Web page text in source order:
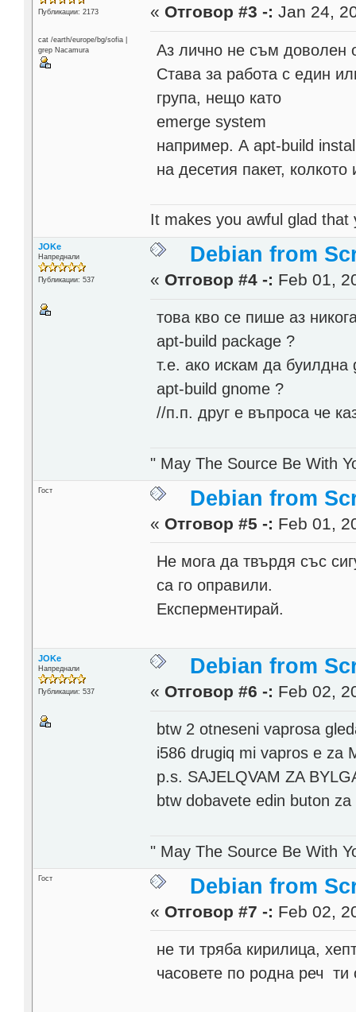
Публикации: 2173
cat /earth/europe/bg/sofia |
grep Nacamura
« Отговор #3 -: Jan 24,
Аз лично не съм доволен
Става за работа с един
група, нещо като
emerge system
например. А apt-build
на десетия пакет,
It makes you awful glad
JOKe
Напреднали
Публикации: 537
Debian from
« Отговор #4 -: Feb 01,
това кво се пише аз
apt-build package ?
т.е. ако искам да буилдна
apt-build gnome ?
//п.п. друг е въпроса че
" May The Source Be With
Гост Debian from
« Отговор #5 -: Feb 01,
Не мога да твърдя със
са го оправили.
Експерментирай.
JOKe
Напреднали
Публикации: 537
Debian from
« Отговор #6 -: Feb 02,
btw 2 otneseni vaprosa
i586 drugiq mi vapros e za
p.s. SAJELQVAM ZA
btw dobavete edin buton
" May The Source Be With
Гост Debian from
« Отговор #7 -: Feb 02,
не ти тряба кирилица,
часовете по родна реч